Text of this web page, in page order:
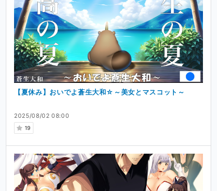
2025/08/02 08:00
19
【夏休み】おいでよ蒼生大和☆～美女とマスコット～